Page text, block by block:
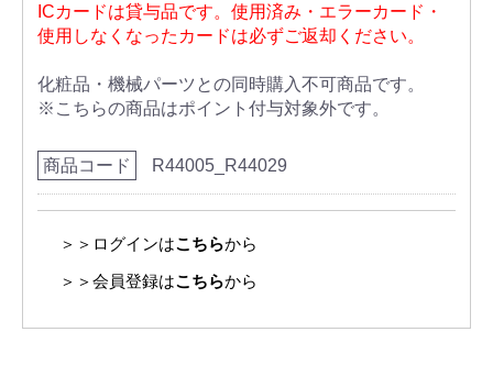
ICカードは貸与品です。使用済み・エラーカード・
使用しなくなったカードは必ずご返却ください。
化粧品・機械パーツとの同時購入不可商品です。
※こちらの商品はポイント付与対象外です。
商品コード R44005_R44029
＞＞ログインはこちらから
＞＞会員登録はこちらから